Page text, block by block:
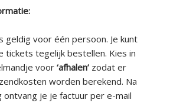
geldig voor één persoon. Je kunt
tickets tegelijk bestellen. Kies in
voor ‘afhalen’ zodat er
worden berekend. Na
ontvang je je factuur per e-mail